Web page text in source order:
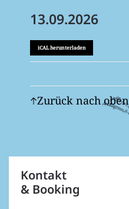
13.09.2026
iCAL herunterladen
Zurück nach oben
Kontakt
& Booking